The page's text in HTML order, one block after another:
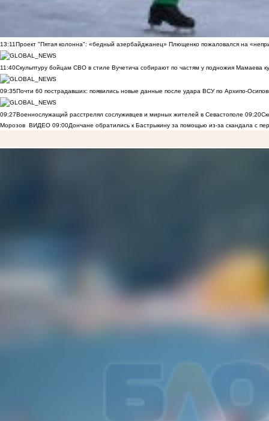
13:11Проект "Пятая колонна": «бедный азербайджанец» Плющенко пожаловался на
11:40Скульптуру бойцам СВО в стиле Вучетича собирают по частям у подножия Мамаева
09:35Почти 60 пострадавших: появились новые данные после удара ВСУ по Архипо-
09:27Военнослужащий расстрелял сослуживцев и мирных жителей в Севастополе 09:20
Морозов
ВИДЕО 09:00Дончане обратились к Бастрыкину за помощью из-за скандала с